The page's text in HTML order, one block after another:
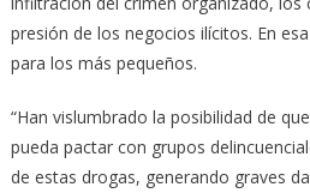
presión de los negocios ilícitos. En
para los más pequeños.
“Han vislumbrado la posibilidad de
pueda pactar con grupos
de estas drogas, generando graves